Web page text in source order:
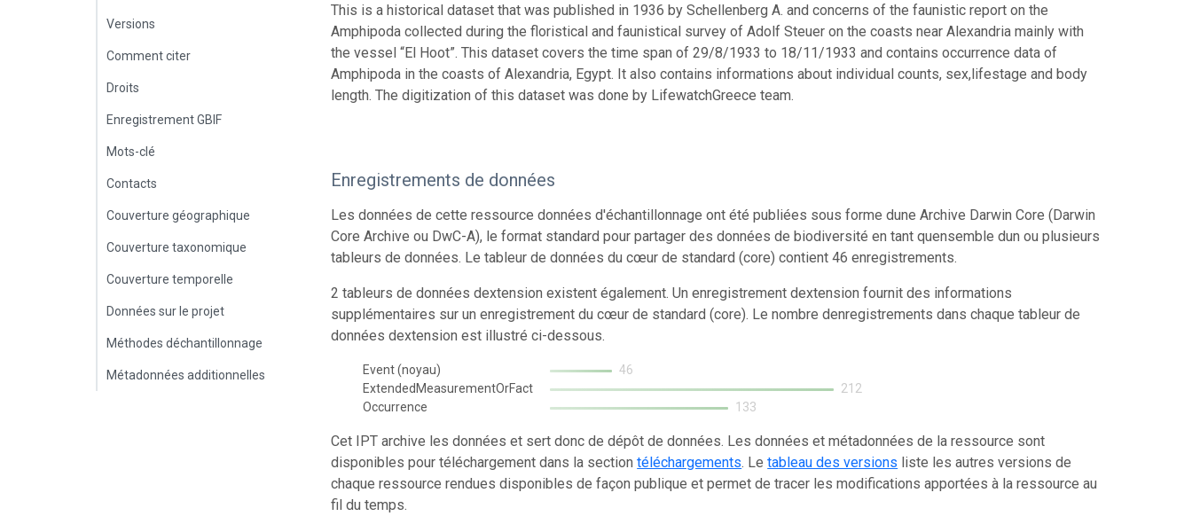
Versions
Comment citer
Droits
Enregistrement GBIF
Mots-clé
Contacts
Couverture géographique
Couverture taxonomique
Couverture temporelle
Données sur le projet
Méthodes déchantillonnage
Métadonnées additionnelles
This is a historical dataset that was published in 1936 by Schellenberg A. and concerns of the faunistic report on the
Amphipoda collected during the floristical and faunistical survey of Adolf Steuer on the coasts near Alexandria mainly with
the vessel “El Hoot”. This dataset covers the time span of 29/8/1933 to 18/11/1933 and contains occurrence data of
Amphipoda in the coasts of Alexandria, Egypt. It also contains informations about individual counts, sex,lifestage and body
length. The digitization of this dataset was done by LifewatchGreece team.
Enregistrements de données
Les données de cette ressource données d'échantillonnage ont été publiées sous forme dune Archive Darwin Core (Darwin
Core Archive ou DwC-A), le format standard pour partager des données de biodiversité en tant quensemble dun ou plusieurs
tableurs de données. Le tableur de données du cœur de standard (core) contient 46 enregistrements.
2 tableurs de données dextension existent également. Un enregistrement dextension fournit des informations
supplémentaires sur un enregistrement du cœur de standard (core). Le nombre denregistrements dans chaque tableur de
données dextension est illustré ci-dessous.
Event (noyau)
46
ExtendedMeasurementOrFact
212
Occurrence
133
Cet IPT archive les données et sert donc de dépôt de données. Les données et métadonnées de la ressource sont
disponibles pour téléchargement dans la sectiontéléchargements. Letableau des versions liste les autres versions de
chaque ressource rendues disponibles de façon publique et permet de tracer les modifications apportées à la ressource au
fil du temps.